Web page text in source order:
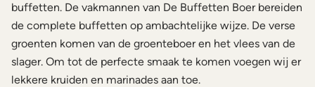
buffetten. De vakmannen van De Buffetten Boer bereiden
de complete buffetten op ambachtelijke wijze. De verse
groenten komen van de groenteboer en het vlees van de
slager. Om tot de perfecte smaak te komen voegen wij er
lekkere kruiden en marinades aan toe.